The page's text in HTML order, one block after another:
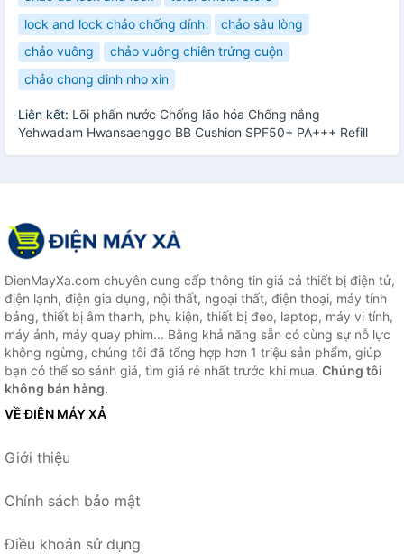
lock and lock chảo chống dính
chảo sâu lòng
chảo vuông
chảo vuông chiên trứng cuộn
chảo chong dinh nho xin
Liên kết: Lõi phấn nước Chống lão hóa Chống nắng
Yehwadam Hwansaenggo BB Cushion SPF50+ PA+++ Refill
DienMayXa.com chuyên cung cấp thông tin giá cả thiết bị điện tử,
điện lạnh, điện gia dụng, nội thất, ngoại thất, điện thoại, máy tính
bảng, thiết bị âm thanh, phụ kiện, thiết bị đeo, laptop, máy vi tính,
máy ảnh, máy quay phim... Bằng khả năng sẵn có cùng sự nỗ lực
không ngừng, chúng tôi đã tổng hợp hơn 1 triệu sản phẩm, giúp
bạn có thể so sánh giá, tìm giá rẻ nhất trước khi mua. Chúng tôi
không bán hàng.
VỀ ĐIỆN MÁY XẢ
Giới thiệu
Chính sách bảo mật
Điều khoản sử dụng